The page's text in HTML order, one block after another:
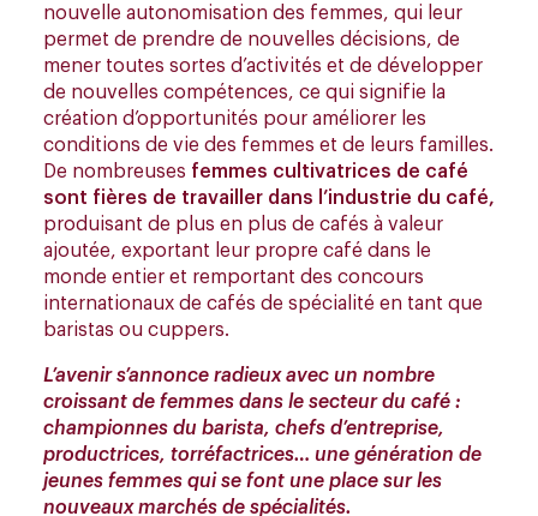
nouvelle autonomisation des femmes, qui leur
permet de prendre de nouvelles décisions, de
mener toutes sortes d’activités et de développer
de nouvelles compétences, ce qui signifie la
création d’opportunités pour améliorer les
conditions de vie des femmes et de leurs familles.
De nombreuses femmes cultivatrices de café
sont fières de travailler dans l’industrie du café,
produisant de plus en plus de cafés à valeur
ajoutée, exportant leur propre café dans le
monde entier et remportant des concours
internationaux de cafés de spécialité en tant que
baristas ou cuppers.
L’avenir s’annonce radieux avec un nombre
croissant de femmes dans le secteur du café :
championnes du barista, chefs d’entreprise,
productrices, torréfactrices… une génération de
jeunes femmes qui se font une place sur les
nouveaux marchés de spécialités.